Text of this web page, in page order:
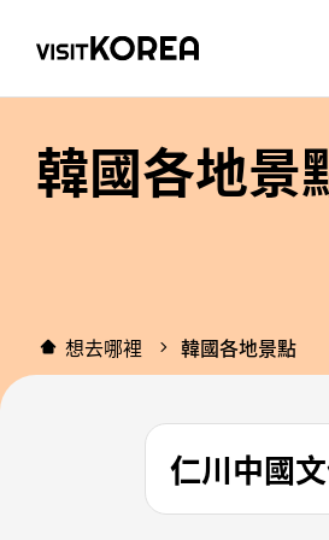
韓國各地景
想去哪裡 韓國各地景點
仁川中國